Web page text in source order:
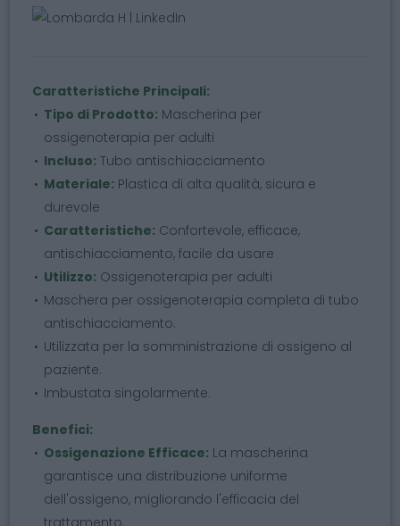
Caratteristiche Principali:
Tipo di Prodotto: Mascherina per
ossigenoterapia per adulti
Incluso: Tubo antischiacciamento
Materiale: Plastica di alta qualità, sicura e
durevole
Caratteristiche: Confortevole, efficace,
antischiacciamento, facile da usare
Utilizzo: Ossigenoterapia per adulti
Maschera per ossigenoterapia completa di tubo
antischiacciamento.
Utilizzata per la somministrazione di ossigeno al
paziente.
Imbustata singolarmente.
Benefici:
Ossigenazione Efficace: La mascherina
garantisce una distribuzione uniforme
dell'ossigeno, migliorando l'efficacia del
trattamento.